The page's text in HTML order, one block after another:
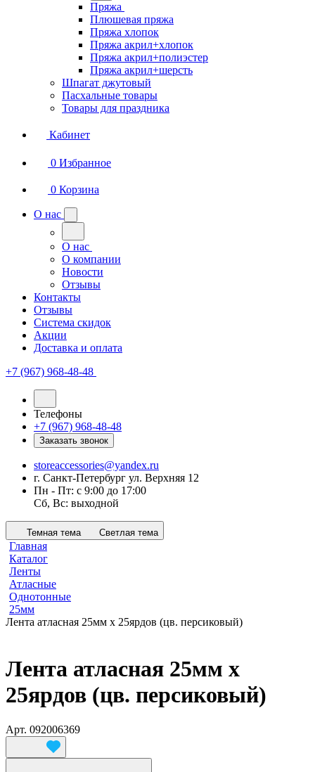
Пряжа
Плюшевая пряжа
Пряжа хлопок
Пряжа акрил+хлопок
Пряжа акрил+полиэстер
Пряжа акрил+шерсть
Шпагат джутовый
Пасхальные товары
Товары для праздника
Кабинет
0 Избранное
0 Корзина
О нас
О нас
О компании
Новости
Отзывы
Контакты
Отзывы
Система скидок
Акции
Доставка и оплата
+7 (967) 968-48-48
Телефоны
+7 (967) 968-48-48
Заказать звонок
storeaccessories@yandex.ru
г. Санкт-Петербург ул. Верхняя 12
Пн - Пт: с 9:00 до 17:00
Сб, Вс: выходной
Темная тема Светлая тема
Главная
Каталог
Ленты
Атласные
Однотонные
25мм
Лента атласная 25мм х 25ярдов (цв. персиковый)
Лента атласная 25мм х
25ярдов (цв. персиковый)
Арт. 092006369